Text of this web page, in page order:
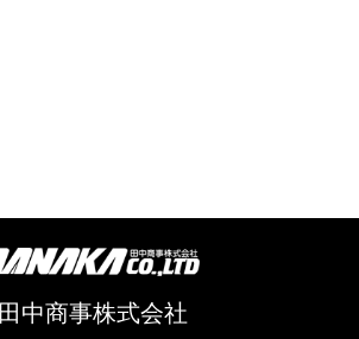
田中商事株式会社